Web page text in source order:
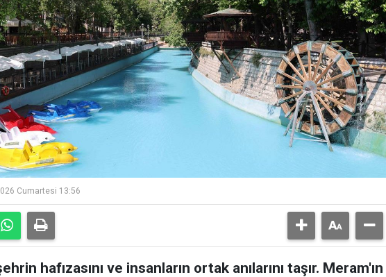
Cumartesi 13:56
hafızasını ve insanların ortak anılarını taşır. Meram'ın